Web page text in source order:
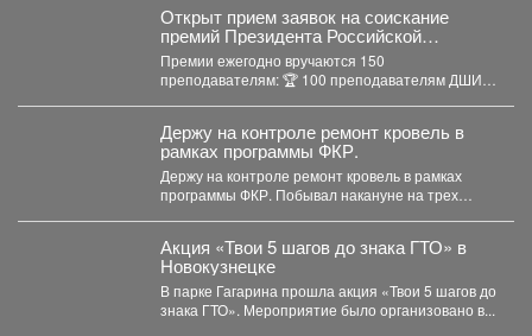
Открыт прием заявок на соискание
премий Президента Российской
Федерации для преподавателей в
области музыкального искусства в 2026
году.
Премии ежегодно вручаются 150
преподавателям: 🏆 100 преподавателям ДШИ
Держу на контроле ремонт кровель в
рамках программы ФКР.
Держу на контроле ремонт кровель в рамках
программы ФКР. Побывал накануне на трех
Акция «Твои 5 шагов до знака ГТО» в
Новокузнецке
В парке Гагарина прошла акция «Твои 5 шагов до
знака ГТО». Мероприятие было организовано в...